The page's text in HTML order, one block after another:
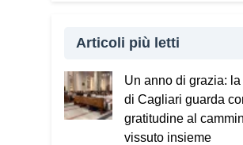
Articoli più letti
Un anno di grazia:
di Cagliari guarda
gratitudine al
vissuto insieme